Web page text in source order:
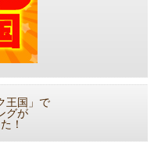
王国」で
グが
！